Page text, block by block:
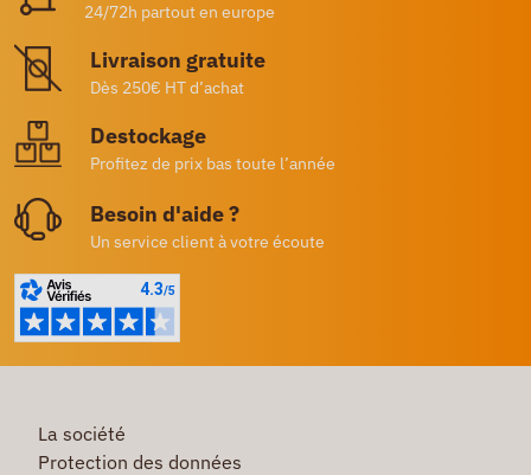
24/72h partout en europe
Livraison gratuite
Dès 250€ HT d’achat
Destockage
Profitez de prix bas toute l’année
Besoin d'aide ?
Un service client à votre écoute
La société
Protection des données